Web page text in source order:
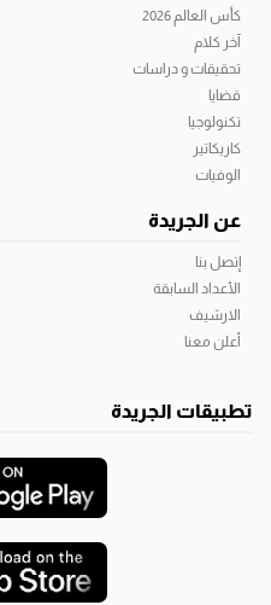
كأس العالم 2026
آخر كلام
تحقيقات و دراسات
قضايا
تكنولوجيا
كاريكاتير
الوفيات
عن الجريدة
إتصل بنا
الأعداد السابقة
الارشيف
أعلن معنا
تطبيقات الجريدة